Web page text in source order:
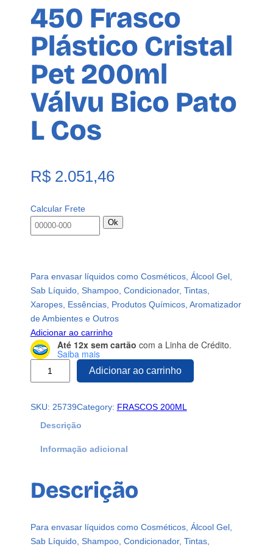
450 Frasco
Plástico Cristal
Pet 200ml
Válvu Bico Pato
L Cos
R$2.051,46
Calcular Frete
Ok
Para envasar líquidos como Cosméticos, Álcool Gel,
Sab Líquido, Shampoo, Condicionador, Tintas,
Xaropes, Essências, Produtos Químicos, Aromatizador
de Ambientes e Outros
Adicionar ao carrinho
Até 12x sem cartão com a Linha de Crédito.
Saiba mais
5
F
Adicionar ao carrinho
SKU: 25739Category: FRASCOS 200ML
Descrição
Informação adicional
Descrição
Para envasar líquidos como Cosméticos, Álcool Gel,
Sab Líquido, Shampoo, Condicionador, Tintas,